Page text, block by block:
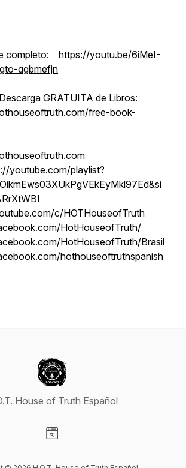
completo: https://youtu.be/6iMeI-
qgbmefjn
GRATUITA de Libros:
free-book-
youtube.com/playlist?
c/HOTHouseofTruth
HotHouseofTruth/
HotHouseofTruth/Brasil
hothouseoftruthspanish
House of Truth Español